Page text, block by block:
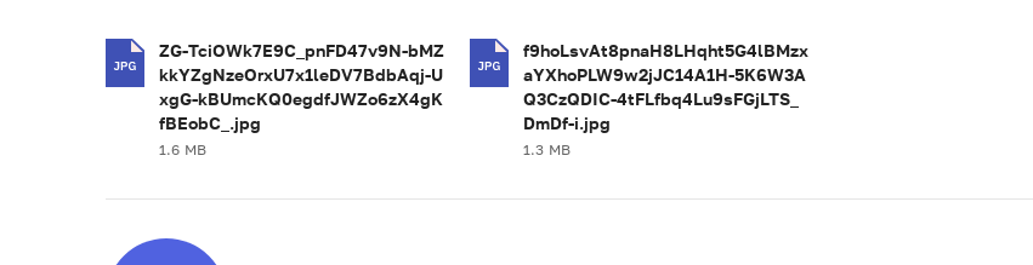
ZG-TciOWk7E9C_pnFD47v9N-bMZ
kkYZgNzeOrxU7x1leDV7BdbAqj-U
xgG-kBUmcKQ0egdfJWZo6zX4gK
fBEobC_.jpg
1.6 MB
f9hoLsvAt8pnaH8LHqht5G4lBMzx
aYXhoPLW9w2jJC14A1H-5K6W3A
Q3CzQDIC-4tFLfbq4Lu9sFGjLTS_
DmDf-i.jpg
1.3 MB